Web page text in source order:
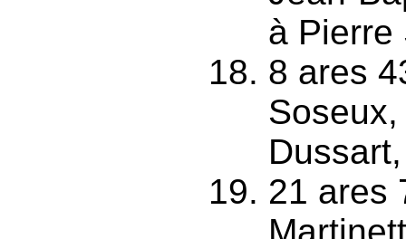
à Pierre
8 ares
21 ares